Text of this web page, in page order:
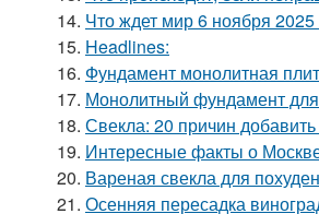
14. Что ждет мир 6 ноября
15. Headlines:
16. Фундамент монолитная
17. Монолитный фундамент
18. Свекла: 20 причин
19. Интересные факты о
20. Вареная свекла для
21. Осенняя пересадка